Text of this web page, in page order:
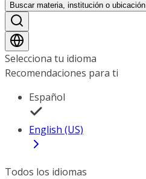
Buscar materia, institución o ubicación
Selecciona tu idioma
Recomendaciones para ti
Español
English (US)
Todos los idiomas